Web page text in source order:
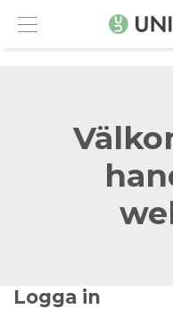
Menu
KONTAKT
Logga in